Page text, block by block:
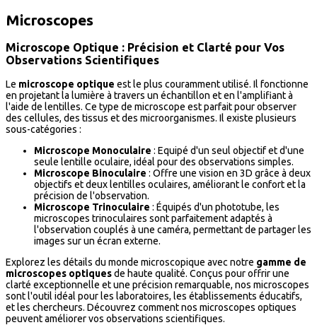
Microscopes
Microscope Optique : Précision et Clarté pour Vos
Observations Scientifiques
Le microscope optique est le plus couramment utilisé. Il fonctionne
en projetant la lumière à travers un échantillon et en l'amplifiant à
l'aide de lentilles. Ce type de microscope est parfait pour observer
des cellules, des tissus et des microorganismes. Il existe plusieurs
sous-catégories :
Microscope Monoculaire : Equipé d'un seul objectif et d'une
seule lentille oculaire, idéal pour des observations simples.
Microscope Binoculaire : Offre une vision en 3D grâce à deux
objectifs et deux lentilles oculaires, améliorant le confort et la
précision de l'observation.
Microscope Trinoculaire : Équipés d'un phototube, les
microscopes trinoculaires sont parfaitement adaptés à
l'observation couplés à une caméra, permettant de partager les
images sur un écran externe.
Explorez les détails du monde microscopique avec notre gamme de
microscopes optiquesde haute qualité. Conçus pour offrir une
clarté exceptionnelle et une précision remarquable, nos microscopes
sont l'outil idéal pour les laboratoires, les établissements éducatifs,
et les chercheurs. Découvrez comment nos microscopes optiques
peuvent améliorer vos observations scientifiques.